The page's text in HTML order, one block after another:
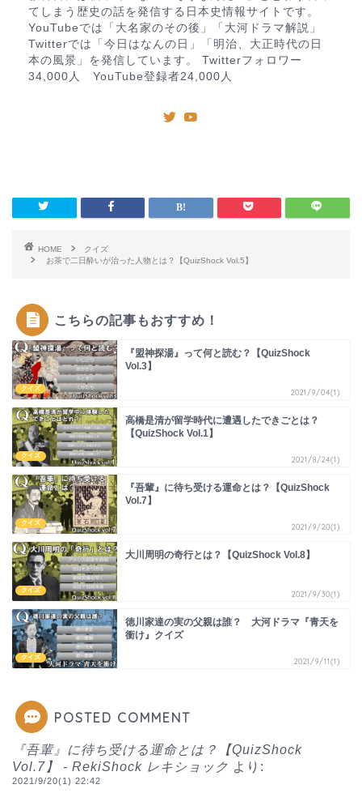
てしまう歴史の話を発信する日本史情報サイトです。
YouTubeでは「大名家のその後」「大河ドラマ解説」
Twitterでは「今日はなんの日」「明治、大正時代の日
本の風景」を発信しています。 Twitterフォロワー
34,000人 YouTube登録者24,000人
HOME
クイズ
お茶で二日酔いが治った人物とは？【QuizShock Vol.5】
こちらの記事もおすすめ！
クイズ
『盟神探湯』って何と読む？【QuizShock
Vol.3】
2021/9/04(1)
クイズ
高橋是清が留学時代に遭遇したできごとは？
【QuizShock Vol.1】
2021/8/24(1)
クイズ
『吾輩』に待ち受ける運命とは？【QuizShock
Vol.7】
2021/9/20(1)
クイズ
大川周明の奇行とは？【QuizShock Vol.8】
2021/9/30(1)
クイズ
徳川家達の実の父親は誰？ 大河ドラマ『青天を
衝け』クイズ
2021/9/11(1)
POSTED COMMENT
『吾輩』に待ち受ける運命とは？【QuizShock
Vol.7】 - RekiShock レキショック より:
2021/9/20(1) 22:42